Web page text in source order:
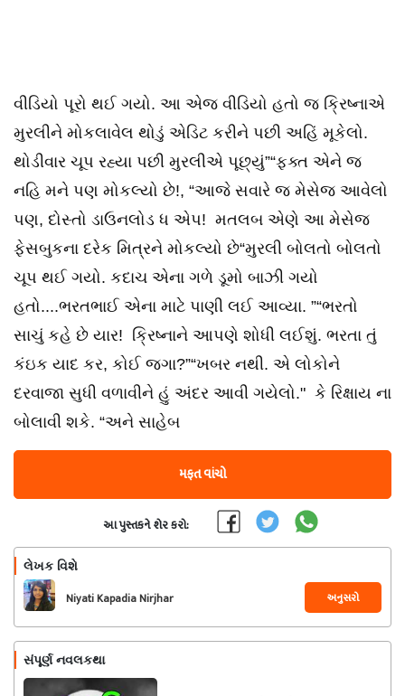
વીડિયો પૂરો થઈ ગયો. આ એજ વીડિયો હતો જ ક્રિષ્નાએ
મુરલીને મોકલાવેલ થોડું એડિટ કરીને પછી અહિં મૂકેલો.
થોડીવાર ચૂપ રહ્યા પછી મુરલીએ પૂછ્યું”“ફક્ત એને જ
નહિ મને પણ મોકલ્યો છે!, “આજે સવારે જ મેસેજ આવેલો
પણ, દોસ્તો ડાઉનલોડ ધ એપ! મતલબ એણે આ મેસેજ
ફેસબુકના દરેક મિત્રને મોકલ્યો છે“મુરલી બોલતો બોલતો
ચૂપ થઈ ગયો. કદાચ એના ગળે ડૂમો બાઝી ગયો
હતો....ભરતભાઈ એના માટે પાણી લઈ આવ્યા. ”“ભરતો
સાચું કહે છે યાર! ક્રિષ્નાને આપણે શોધી લઈશું. ભરતા તું
કંઇક યાદ કર, કોઈ જગા?”“ખબર નથી. એ લોકોને
દરવાજા સુધી વળાવીને હું અંદર આવી ગયેલો." કે રિક્ષાય ના
બોલાવી શકે. “અને સાહેબ
મફત વાંચો
આ પુસ્તકને શેર કરો:
લેખક વિશે
Niyati Kapadia Nirjhar અનુસરો
સંપૂર્ણ નવલકથા